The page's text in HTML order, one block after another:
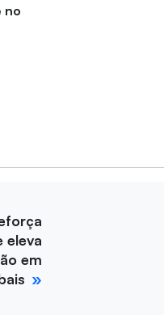
no
eleva
em